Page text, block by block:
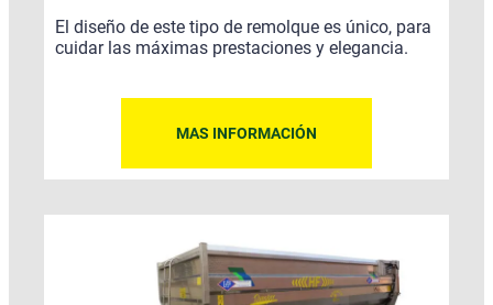
El diseño de este tipo de remolque es único, para
cuidar las máximas prestaciones y elegancia.
MAS INFORMACIÓN